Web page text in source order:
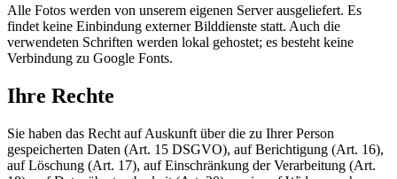
Alle Fotos werden von unserem eigenen Server ausgeliefert. Es
findet keine Einbindung externer Bilddienste statt. Auch die
verwendeten Schriften werden lokal gehostet; es besteht keine
Verbindung zu Google Fonts.
Ihre Rechte
Sie haben das Recht auf Auskunft über die zu Ihrer Person
gespeicherten Daten (Art. 15 DSGVO), auf Berichtigung (Art. 16),
auf Löschung (Art. 17), auf Einschränkung der Verarbeitung (Art.